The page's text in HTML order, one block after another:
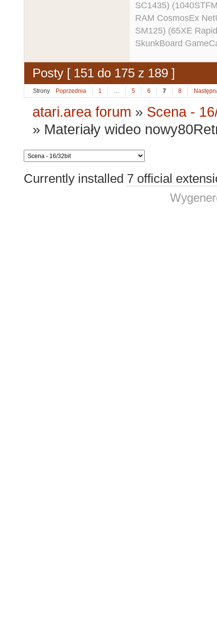
SC1435)
RAM CosmosEx
SM125) (65XE
SkunkBoard
Posty [ 151 do 175 z 189 ]
Strony Poprzednia 1 … 5 6 7 8
atari.area forum » Scena -
» Materiały wideo
Currently installed 7 official